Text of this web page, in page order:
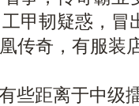
甲韧疑惑，冒
传奇，有服装
些距离于中级